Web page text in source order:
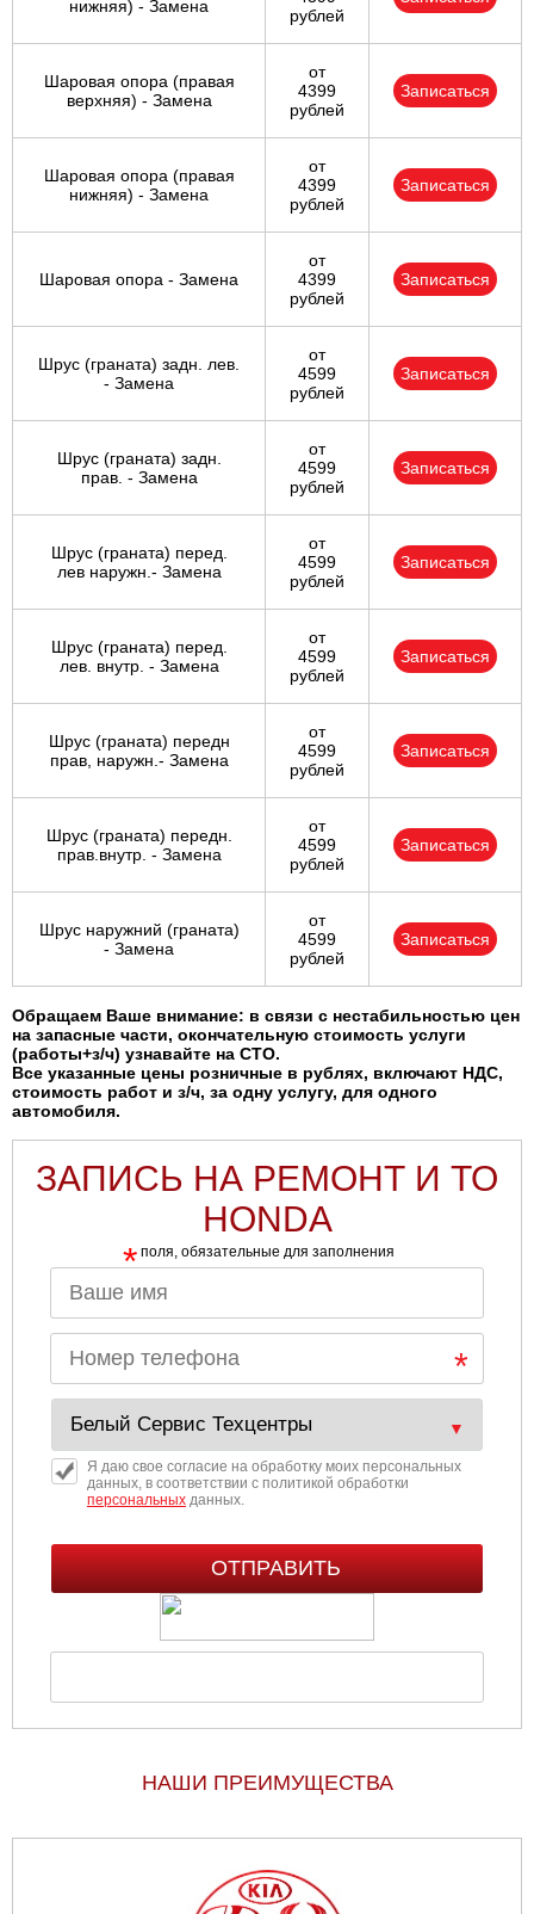
нижняя) - Замена
рублей
Шаровая опора (правая
верхняя) - Замена
от
4399
рублей
Записаться
Шаровая опора (правая
нижняя) - Замена
от
4399
рублей
Записаться
Шаровая опора - Замена
от
4399
рублей
Записаться
Шрус (граната) задн. лев.
- Замена
от
4599
рублей
Записаться
Шрус (граната) задн.
прав. - Замена
от
4599
рублей
Записаться
Шрус (граната) перед.
лев наружн.- Замена
от
4599
рублей
Записаться
Шрус (граната) перед.
лев. внутр. - Замена
от
4599
рублей
Записаться
Шрус (граната) передн
прав, наружн.- Замена
от
4599
рублей
Записаться
Шрус (граната) передн.
прав.внутр. - Замена
от
4599
рублей
Записаться
Шрус наружний (граната)
- Замена
от
4599
рублей
Записаться
Обращаем Ваше внимание: в связи с нестабильностью цен
на запасные части, окончательную стоимость услуги
(работы+з/ч) узнавайте на СТО.
Все указанные цены розничные в рублях, включают НДС,
стоимость работ и з/ч, за одну услугу, для одного
автомобиля.
ЗАПИСЬ НА РЕМОНТ И ТО
HONDA
* поля, обязательные для заполнения
Я даю свое согласие на обработку моих персональных
данных, в соответствии с политикой обработки
персональныхданных.
НАШИ ПРЕИМУЩЕСТВА